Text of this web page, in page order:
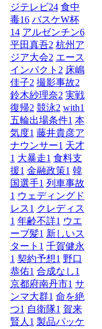
ジテレビ24 食中
毒16 バスケW杯
14 アルゼンチン6
平田真吾2 杭州ア
ジア大会2 エース
インパクト 2 床嶋
佳子2 撮影事故2
鈴木紗理奈2 実戦
復帰2 競泳2 with1
五輪出場条件1 本
気度1 藤井貴彦ア
ナウンサー1 天才
1 大暴走1 食料支
援1 金融政策1 韓
国選手1 列車事故
1 ウェディングド
レス1 クレディス
1 年齢不詳1 ウエ
ーブ髪1 新しいス
タート 1 千賀健永
1 契約予想1 野口
恭佑1 合成なし1
京都府南丹市1 サ
ンマ大群1 命を絶
つ1 自衛隊1 賀来
賢人 1 製品パッケ